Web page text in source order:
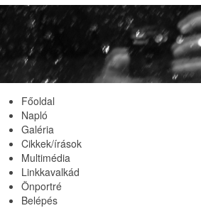
Főoldal
Napló
Galéria
Cikkek/írások
Multimédia
Linkkavalkád
Önportré
Belépés